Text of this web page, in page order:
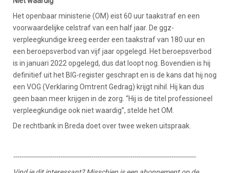
Het openbaar ministerie (OM) eist 60 uur taakstraf en een
voorwaardelijke celstraf van een half jaar. De ggz-
verpleegkundige kreeg eerder een taakstraf van 180 uur en
een beroepsverbod van vijf jaar opgelegd. Het beroepsverbod
is in januari 2022 opgelegd, dus dat loopt nog. Bovendien is hij
definitief uit het BIG-register geschrapt en is de kans dat hij nog
een VOG (Verklaring Omtrent Gedrag) krijgt nihil. Hij kan dus
geen baan meer krijgen in de zorg. “Hij is de titel professioneel
verpleegkundige ook niet waardig”, stelde het OM.
De rechtbank in Breda doet over twee weken uitspraak.
-----------------------------------------------------------------------------------------